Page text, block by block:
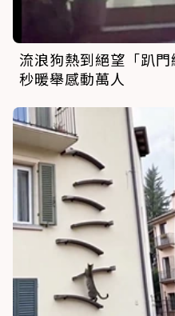
流浪狗熱到絕望「趴
秒暖舉感動萬人